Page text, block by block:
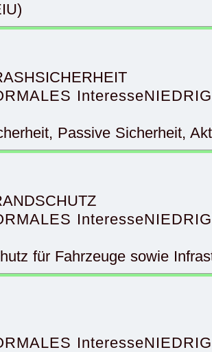
Interesse
Passive Sicherheit,
Interesse
für Fahrzeuge sowie
Interesse